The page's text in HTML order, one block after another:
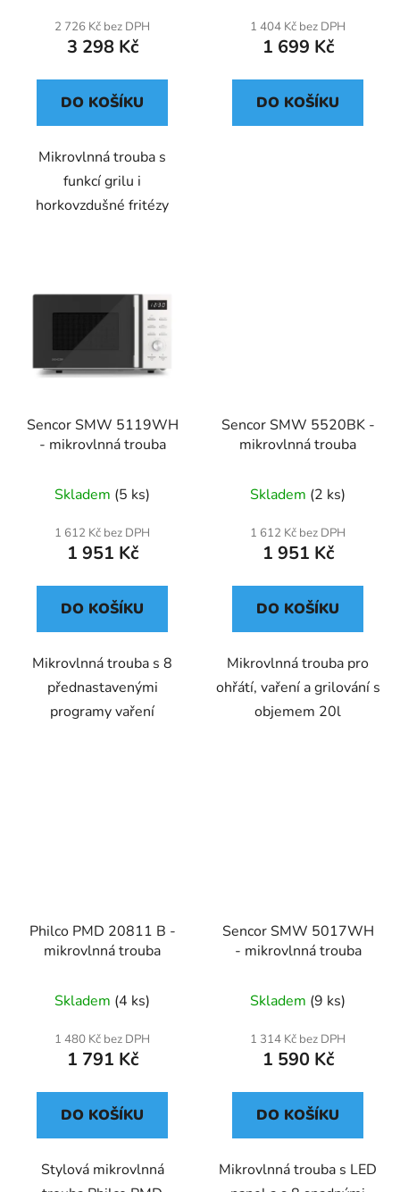
2 726 Kč bez DPH
3 298 Kč
DO KOŠÍKU
Mikrovlnná trouba s
funkcí grilu i
horkovzdušné fritézy
1 404 Kč bez DPH
1 699 Kč
DO KOŠÍKU
Sencor SMW 5119WH
- mikrovlnná trouba
Skladem (5 ks)
1 612 Kč bez DPH
1 951 Kč
DO KOŠÍKU
Mikrovlnná trouba s 8
přednastavenými
programy vaření
Sencor SMW 5520BK -
mikrovlnná trouba
Skladem (2 ks)
1 612 Kč bez DPH
1 951 Kč
DO KOŠÍKU
Mikrovlnná trouba pro
ohřátí, vaření a grilování s
objemem 20l
Philco PMD 20811 B -
mikrovlnná trouba
Skladem (4 ks)
1 480 Kč bez DPH
1 791 Kč
DO KOŠÍKU
Stylová mikrovlnná
Sencor SMW 5017WH
- mikrovlnná trouba
Skladem (9 ks)
1 314 Kč bez DPH
1 590 Kč
DO KOŠÍKU
Mikrovlnná trouba s LED